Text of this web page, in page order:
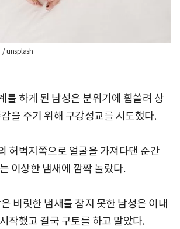
/ unsplash
를 하게 된 남성은 분위기에 휩쓸려 상
을 주기 위해 구강성교를 시도했다.
허벅지쪽으로 얼굴을 가져다댄 순간
이상한 냄새에 깜짝 놀랐다.
비릿한 냄새를 참지 못한 남성은 이내
작했고 결국 구토를 하고 말았다.